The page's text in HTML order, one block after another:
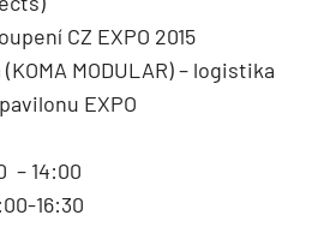
CZ EXPO 2015
MODULAR) – logistika
EXPO
– 14:00
16:30